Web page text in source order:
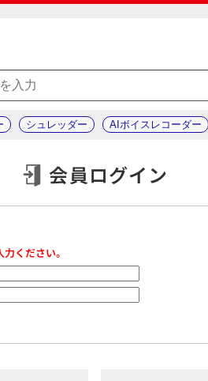
シュレッダー AIボイスレコーダー
会員ログイン
ください。